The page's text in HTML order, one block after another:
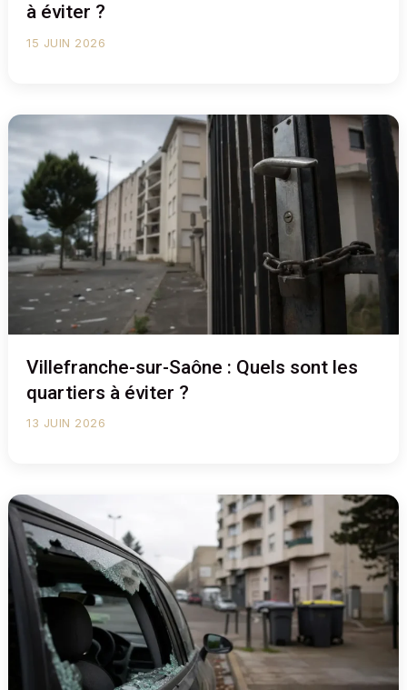
à éviter ?
15 JUIN 2026
Villefranche-sur-Saône : Quels sont les
quartiers à éviter ?
13 JUIN 2026